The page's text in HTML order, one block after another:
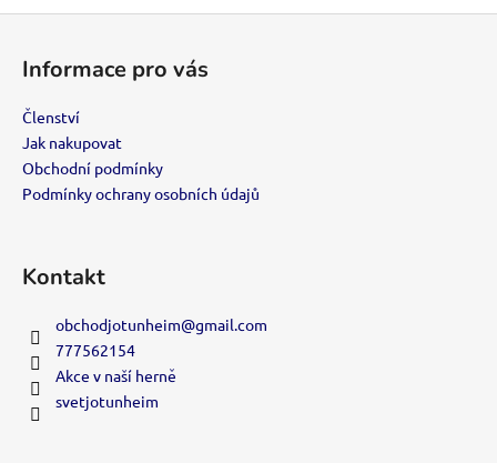
Informace pro vás
Členství
Jak nakupovat
Obchodní podmínky
Podmínky ochrany osobních údajů
Kontakt
obchodjotunheim@gmail.com
777562154
Akce v naší herně
svetjotunheim